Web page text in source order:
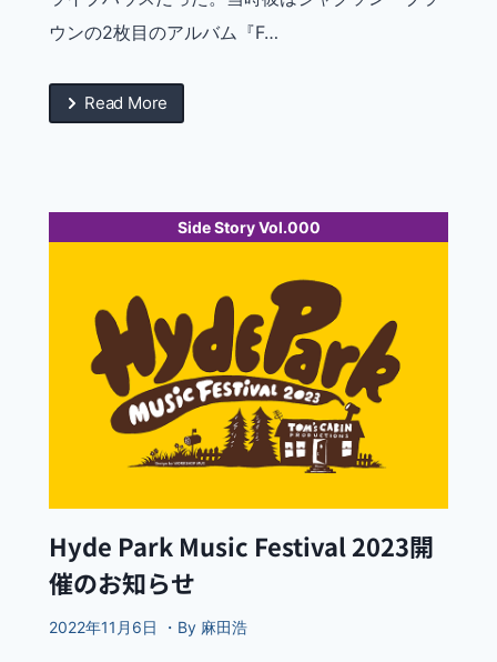
ウンの2枚目のアルバム『F…
Read More
Side Story Vol.000
Hyde Park Music Festival 2023開
催のお知らせ
2022年11月6日 ・By 麻田浩